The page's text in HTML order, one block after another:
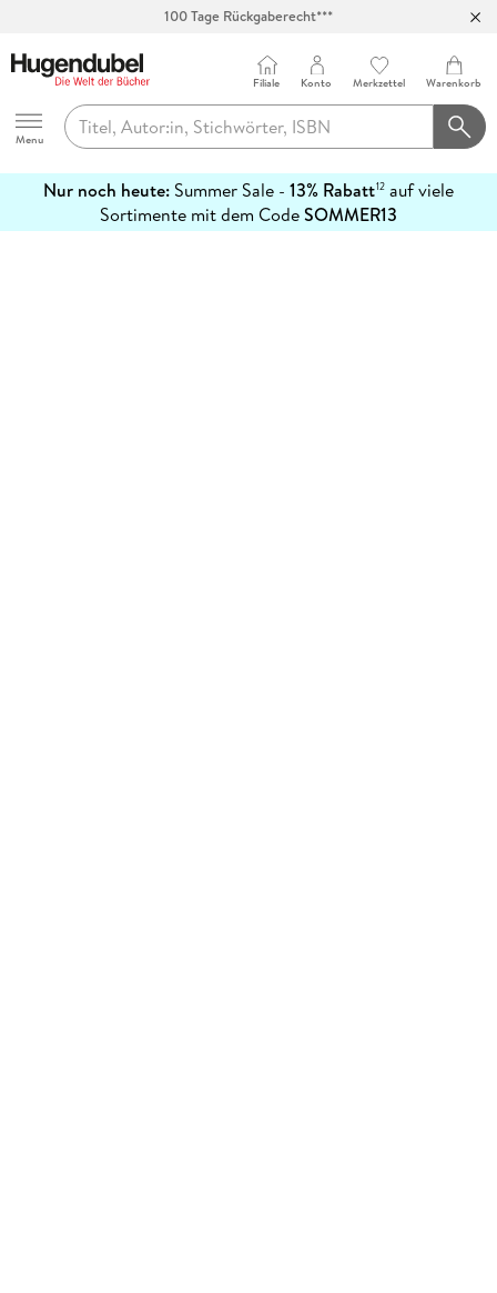
100 Tage Rückgaberecht***
Hugendubel
Menu
Filiale Konto Merkzettel Warenkorb
Nur noch heute: Summer Sale - 13% Rabatt12 auf viele
Sortimente mit dem CodeSOMMER13
erfahren